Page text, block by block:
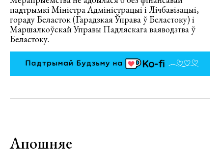
падтрымкі Міністра Адміністрацыі і Лічбавізацыі,
гораду Беласток (Гарадзкая Ўправа ў Беластоку) і
Маршалкоўскай Управы Падляскага ваяводзтва ў
Беластоку.
Апошняе